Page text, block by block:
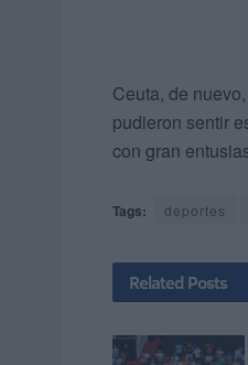
Ceuta, de
pudieron sentir
con gran
Tags: deportes
Related Posts